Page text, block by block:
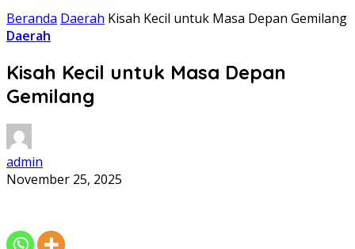
Beranda Daerah Kisah Kecil untuk Masa Depan Gemilang
Daerah
Kisah Kecil untuk Masa Depan
Gemilang
admin
November 25, 2025